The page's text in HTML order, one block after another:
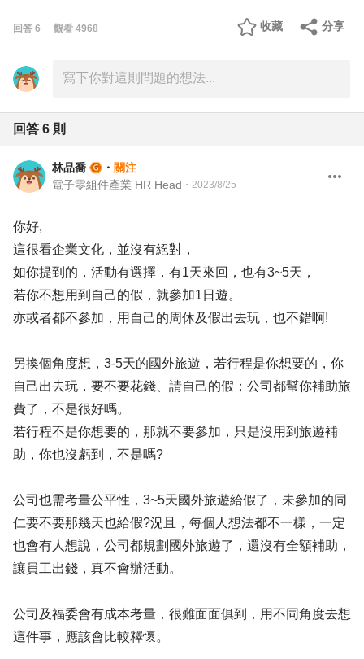
回答 6 觀看 4968 分享
收藏
回答 6 則
林品喬 ・ 關注
電子零組件產業 HR Head ・ 2023/8/25
你好,
這很看企業文化，並沒有絕對，
如你提到的，活動有選擇，有1天來回，也有3~5天，
若你不想用到自己的假，就參加1日遊。
亦或者都不參加，用自己的周休及假出去玩，也不錯啊!
另換個角度想，3-5天的國外旅遊，若行程是你想要的，你
自己出去玩，要不要花錢、請自己的假；公司都幫你補助旅
費了，不是很好嗎。
若行程不是你想要的，那就不要參加，只是沒用到旅遊補
助，你也沒虧到，不是嗎?
公司也需考量公平性，3~5天國外旅遊給假了，未參加的同
仁要不要那幾天也給假?況且，每個人想法都不一樣，一定
也會有人想說，公司都規劃國外旅遊了，還沒有全額補助，
讓員工出錢，真不會辦活動。
公司及福委會有成本考量，很難面面俱到，用不同角度去想
這件事，應該會比較釋懷。